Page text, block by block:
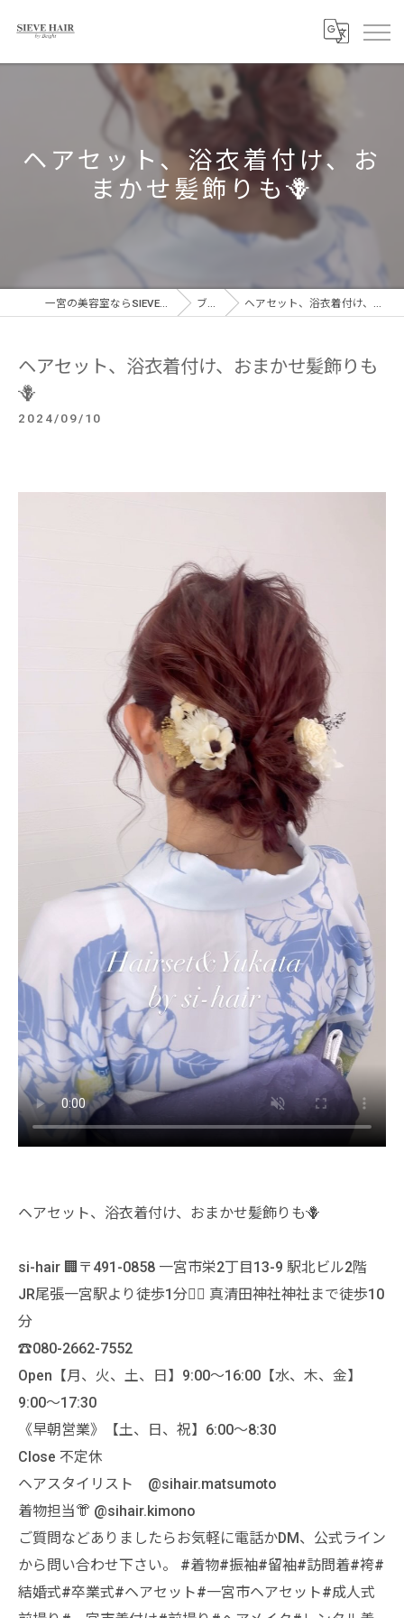
ヘアセット、浴衣着付け、お
まかせ髪飾りも🪻
一宮の美容室ならSIEVE HAIR 一宮駅前店 ブログ ヘアセット、浴衣着付け、おまかせ髪飾りも🪻
ヘアセット、浴衣着付け、おまかせ髪飾りも
🪻
2024/09/10
ヘアセット、浴衣着付け、おまかせ髪飾りも🪻
si-hair 🏢〒491-0858 一宮市栄2丁目13-9 駅北ビル2階
JR尾張一宮駅より徒歩1分🚶‍♀️ 真清田神社神社まで徒歩10
分
☎️080-2662-7552
Open【月、火、土、日】9:00〜16:00【水、木、金】
9:00〜17:30
《早朝営業》【土、日、祝】6:00〜8:30
Close 不定休
ヘアスタイリスト @sihair.matsumoto
着物担当👘 @sihair.kimono
ご質問などありましたらお気軽に電話かDM、公式ライン
から問い合わせ下さい。 #着物#振袖#留袖#訪問着#袴#
結婚式#卒業式#ヘアセット#一宮市ヘアセット#成人式